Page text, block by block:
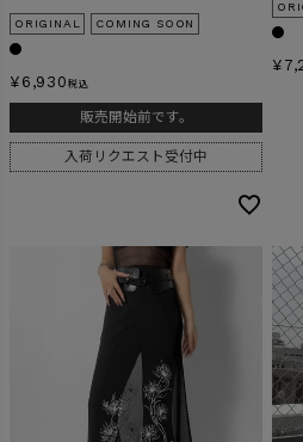
ORIGINAL COMING SOON
¥ 6,930 税込
販売開始前です。
入荷リクエスト受付中
¥